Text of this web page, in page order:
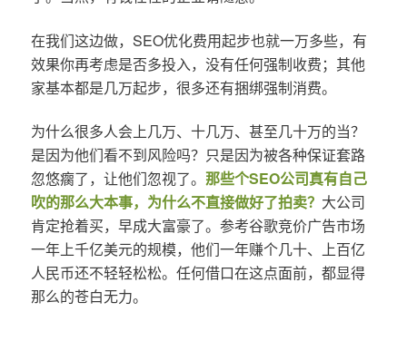
在我们这边做，SEO优化费用起步也就一万多些，有
效果你再考虑是否多投入，没有任何强制收费；其他
家基本都是几万起步，很多还有捆绑强制消费。
为什么很多人会上几万、十几万、甚至几十万的当？
是因为他们看不到风险吗？只是因为被各种保证套路
忽悠瘸了，让他们忽视了。 那些个SEO公司真有自己
吹的那么大本事，为什么不直接做好了拍卖？ 大公司
肯定抢着买，早成大富豪了。参考谷歌竞价广告市场
一年上千亿美元的规模，他们一年赚个几十、上百亿
人民币还不轻轻松松。任何借口在这点面前，都显得
那么的苍白无力。